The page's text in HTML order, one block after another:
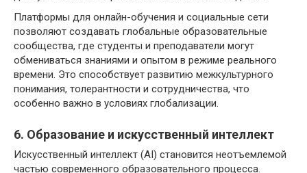
Платформы для онлайн-обучения и социальные сети
позволяют создавать глобальные образовательные
сообщества, где студенты и преподаватели могут
обмениваться знаниями и опытом в режиме реального
времени. Это способствует развитию межкультурного
понимания, толерантности и сотрудничества, что
особенно важно в условиях глобализации.
6. Образование и искусственный интеллект
Искусственный интеллект (AI) становится неотъемлемой
частью современного образовательного процесса.